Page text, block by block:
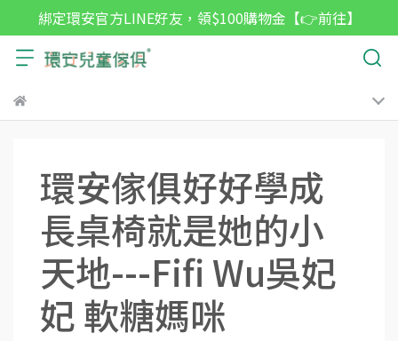
綁定環安官方LINE好友，領$100購物金【👉前往】
環安傢俱好好學成
長桌椅就是她的小
天地---Fifi Wu吳妃
妃 軟糖媽咪